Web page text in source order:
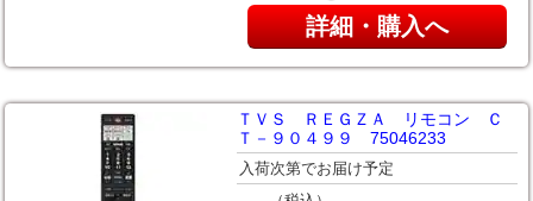
詳細・購入へ
ＴＶＳ ＲＥＧＺＡ リモコン Ｃ
Ｔ－９０４９９ 75046233
入荷次第でお届け予定